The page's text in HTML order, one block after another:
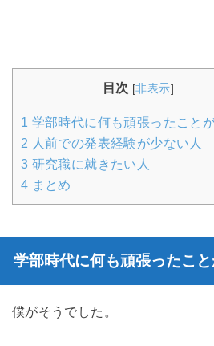
目次 [非表示]
1 学部時代に何も頑張ったこと
2 人前での発表経験が少ない人
3 研究職に就きたい人
4 まとめ
学部時代に何も頑張ったこと
僕がそうでした。